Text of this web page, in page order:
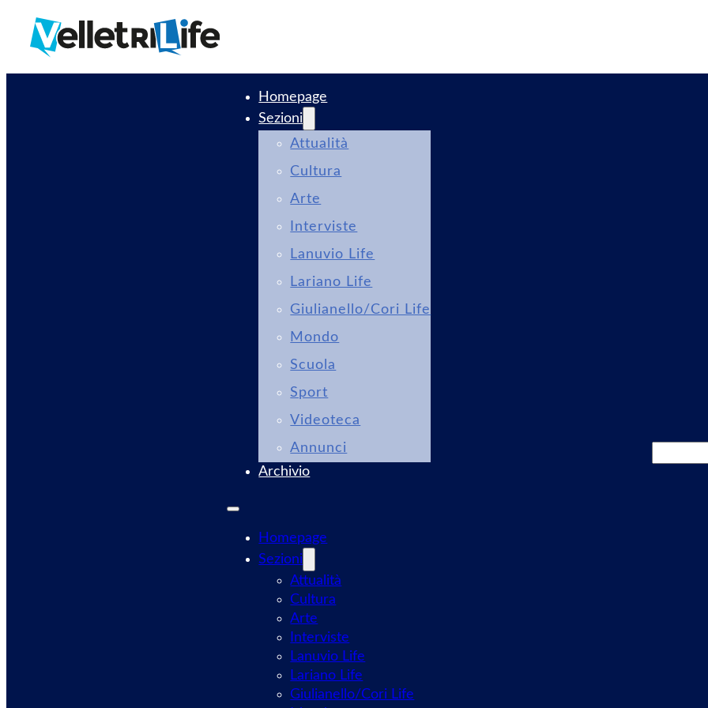
Homepage
Sezioni
Attualità
Cultura
Arte
Interviste
Lanuvio Life
Lariano Life
Giulianello/Cori Life
Mondo
Scuola
Sport
Videoteca
Annunci
Archivio
Homepage
Sezioni
Attualità
Cultura
Arte
Interviste
Lanuvio Life
Lariano Life
Giulianello/Cori Life